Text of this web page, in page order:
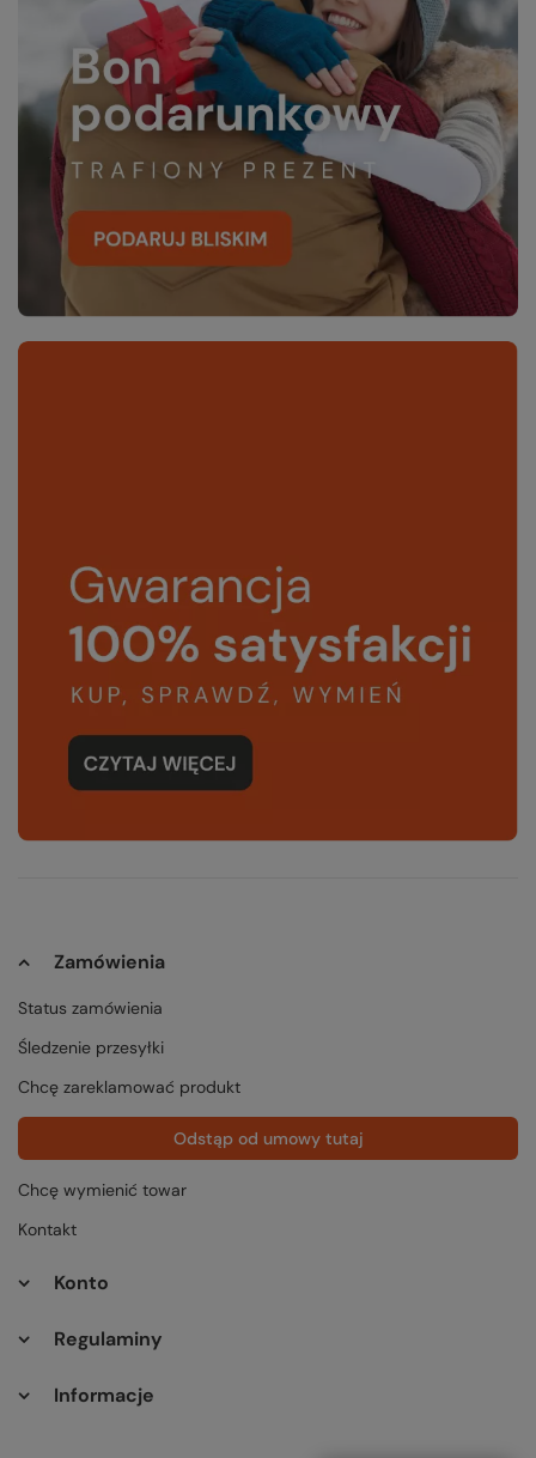
Zamówienia
Status zamówienia
Śledzenie przesyłki
Chcę zareklamować produkt
Odstąp od umowy tutaj
Chcę wymienić towar
Kontakt
Konto
Regulaminy
Informacje